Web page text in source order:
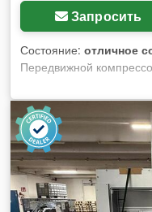
Запросить
Состояние: отличное
Передвижной
конечным охладителем,
обслуживания
11,10 м³/мин; Рабочее
Двигатель: DEUTZ
исправен, готов к
злотых Брутто-цена:
в идеальном
Dcjdpfoyfnwgex Ag Ujk